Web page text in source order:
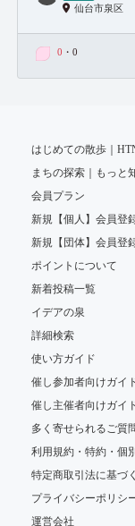
仙台市泉区
0 ・0
はじめての散歩｜
まちの探索｜もっと
会員プラン
新規【個人】会員登
新規【団体】会員登
ポイントについて
新着投稿一覧
イデアの泉
詳細検索
使い方ガイド
催し参加者向けガイ
催し主催者向けガイ
多く寄せられるご質
利用規約・特約・個
特定商取引法に基づ
プライバシーポリシ
運営会社